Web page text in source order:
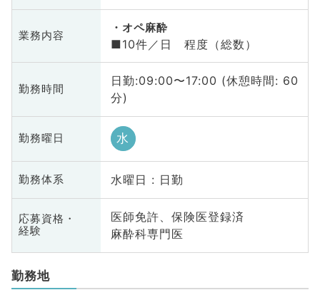
業務内容
オペ麻酔
■10件／日 程度（総数）
勤務時間
日勤:09:00〜17:00 (休憩時間: 60
分)
勤務曜日 水
勤務体系 水曜日 : 日勤
応募資格・
経験
医師免許、保険医登録済
麻酔科専門医
勤務地